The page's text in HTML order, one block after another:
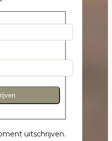
uitschrijven.